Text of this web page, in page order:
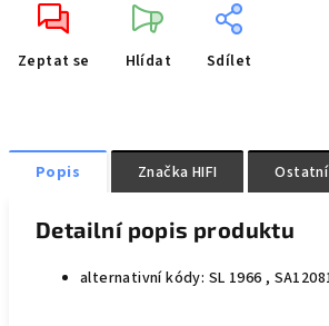
Zeptat se Hlídat Sdílet
Popis Značka HIFI
Detailní popis produktu
alternativní kódy: SL 1966 ,